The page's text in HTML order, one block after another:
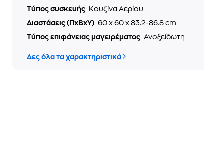
Τύπος συσκευής Κουζίνα Αερίου
Διαστάσεις (ΠxΒxΥ) 60 x 60 x 83.2-86.8 cm
Τύπος επιφάνειας μαγειρέματος Ανοξείδωτη
Δες όλα τα χαρακτηριστικά